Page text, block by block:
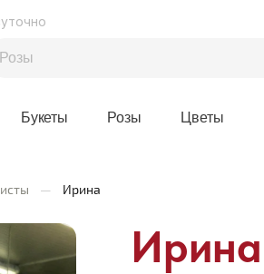
Букеты Розы Цветы
— Ирина
Ирина